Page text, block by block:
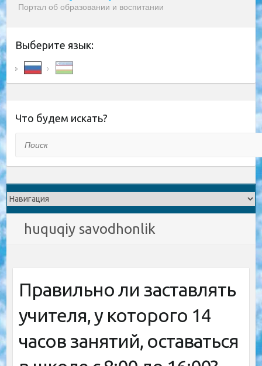
Портал об образовании и воспитании
Выберите язык:
Что будем искать?
huquqiy savodhonlik
Правильно ли заставлять
учителя, у которого 14
часов занятий, оставаться